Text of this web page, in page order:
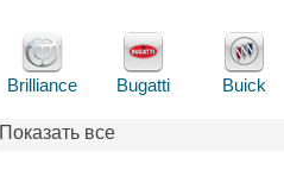
Brilliance Bugatti Buick
Показать все